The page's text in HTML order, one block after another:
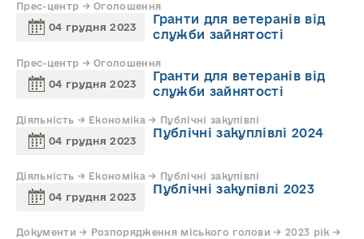
Прес-центр → Оголошення
04 грудня 2023
Гранти для ветеранів від
служби зайнятості
Прес-центр → Оголошення
04 грудня 2023
Гранти для ветеранів від
служби зайнятості
Діяльність → Економіка → Публічні закупівлі
04 грудня 2023
Публічні закуплівлі 2024
Діяльність → Економіка → Публічні закупівлі
04 грудня 2023
Публічні закупівлі 2023
Документи → Розпорядження міського голови → 2023 рік →